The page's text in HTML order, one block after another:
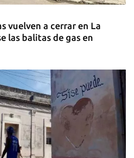
vuelven a cerrar en La
las balitas de gas en